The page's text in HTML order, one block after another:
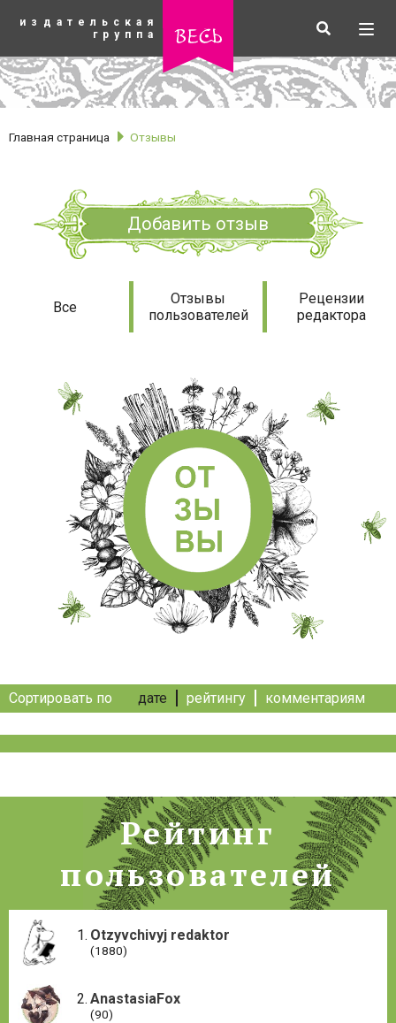
основному
издательская
группа
весь Искать
Главная страница Отзывы
Добавить отзыв
Отзывы
Все
Отзывы
пользователей
Рецензии
редактора
Сортировать по дате рейтингу комментариям
Рейтинг
пользователей
Otzyvchivyj redaktor
(1880)
AnastasiaFox
(90)